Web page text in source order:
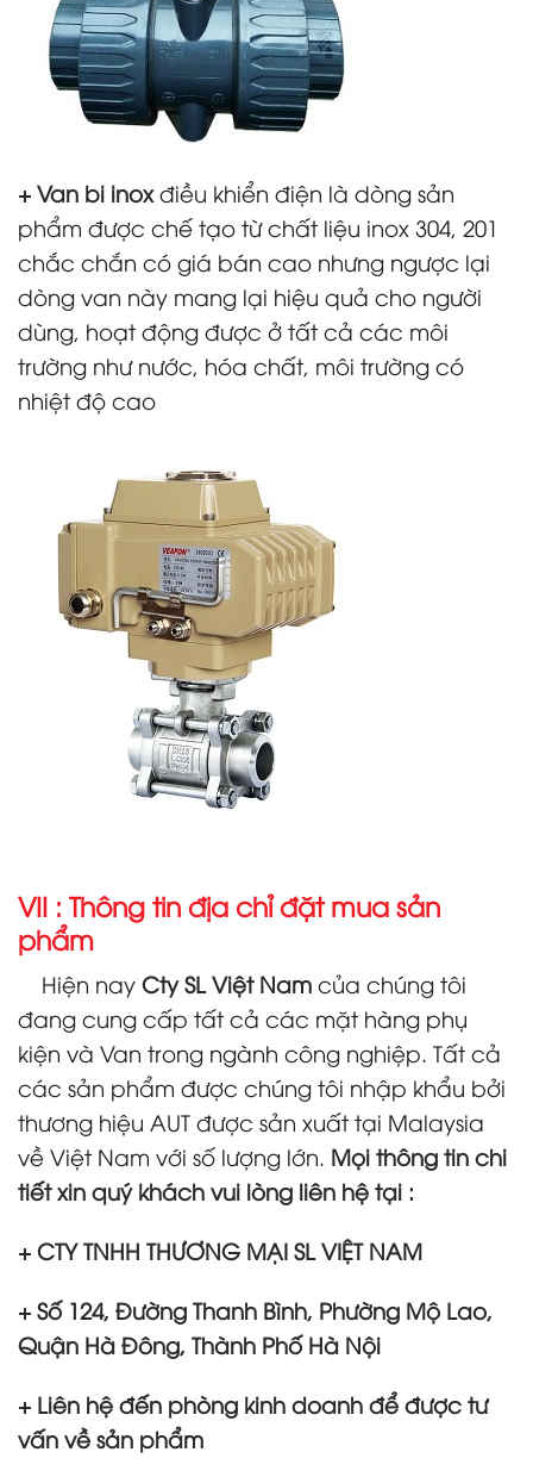
+ Van bi inoxđiều khiển điện là dòng sản
phẩm được chế tạo từ chất liệu inox 304, 201
chắc chắn có giá bán cao nhưng ngược lại
dòng van này mang lại hiệu quả cho người
dùng, hoạt động được ở tất cả các môi
trường như nước, hóa chất, môi trường có
nhiệt độ cao
VII : Thông tin địa chỉ đặt mua sản
phẩm
Hiện nay Cty SL Việt Nam của chúng tôi
đang cung cấp tất cả các mặt hàng phụ
kiện và Van trong ngành công nghiệp. Tất cả
các sản phẩm được chúng tôi nhập khẩu bởi
thương hiệu AUT được sản xuất tại Malaysia
về Việt Nam với số lượng lớn. Mọi thông tin chi
tiết xin quý khách vui lòng liên hệ tại :
+ CTY TNHH THƯƠNG MẠI SL VIỆT NAM
+ Số 124, Đường Thanh Bình, Phường Mộ Lao,
Quận Hà Đông, Thành Phố Hà Nội
+ Liên hệ đến phòng kinh doanh để được tư
vấn về sản phẩm